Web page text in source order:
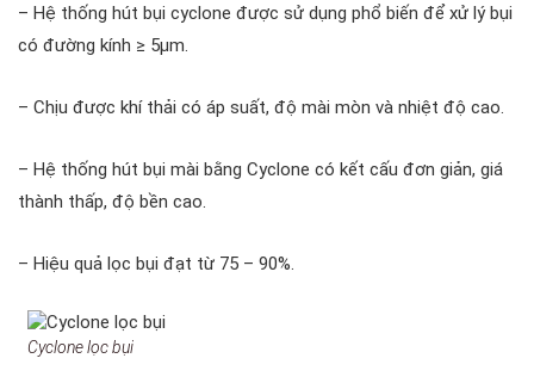
– Hệ thống hút bụi cyclone được sử dụng phổ biến để xử lý bụi
có đường kính ≥ 5μm.
– Chịu được khí thải có áp suất, độ mài mòn và nhiệt độ cao.
– Hệ thống hút bụi mài bằng Cyclone có kết cấu đơn giản, giá
thành thấp, độ bền cao.
– Hiệu quả lọc bụi đạt từ 75 – 90%.
Cyclone lọc bụi